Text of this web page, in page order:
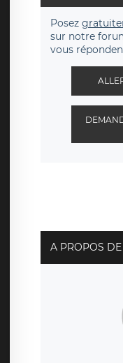
Posez
sur notre
vous
A PROPOS